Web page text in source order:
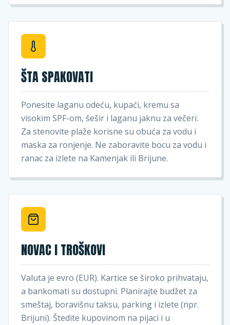
ŠTA SPAKOVATI
Ponesite laganu odeću, kupaći, kremu sa
visokim SPF-om, šešir i laganu jaknu za večeri.
Za stenovite plaže korisne su obuća za vodu i
maska za ronjenje. Ne zaboravite bocu za vodu i
ranac za izlete na Kamenjak ili Brijune.
NOVAC I TROŠKOVI
Valuta je evro (EUR). Kartice se široko prihvataju,
a bankomati su dostupni. Planirajte budžet za
smeštaj, boravišnu taksu, parking i izlete (npr.
Brijuni). Štedite kupovinom na pijaci i u